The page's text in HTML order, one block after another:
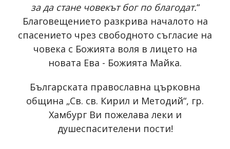
за да стане човекът бог по благодат.“
Благовещението разкрива началото на
спасението чрез свободното съгласие на
човека с Божията воля в лицето на
новата Ева - Божията Майка.
Българската православна църковна
община „Св. св. Кирил и Методий“, гр.
Хамбург Ви пожелава леки и
душеспасителени пости!